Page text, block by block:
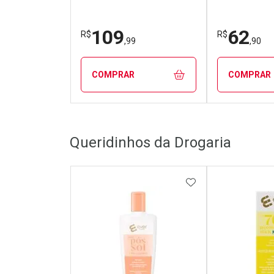
R$109,99
COMPRAR
Laboratório
Por Menos
R$62,90
COMPRAR
Por
Queridinhos da Drogaria
ADICIONAR AOS